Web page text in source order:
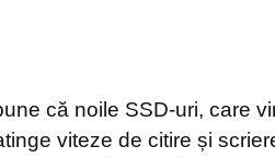
că noile SSD-uri, care
viteze de citire și